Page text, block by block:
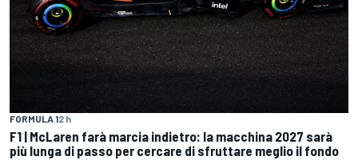
FORMULA 12 h
F1 | McLaren farà marcia indietro: la macchina 2027 sarà
più lunga di passo per cercare di sfruttare meglio il fondo